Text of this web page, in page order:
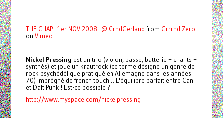
THE CHAP : 1er NOV 2008 @ GrndGerland from Grrrnd Zero
on Vimeo.
Nickel Pressing est un trio (violon, basse, batterie + chants +
synthés) et joue un krautrock (ce terme désigne un genre de
rock psychédélique pratiqué en Allemagne dans les années
70) imprégné de french touch… L'équilibre parfait entre Can
et Daft Punk ! Est-ce possible ?
http://www.myspace.com/nickelpressing